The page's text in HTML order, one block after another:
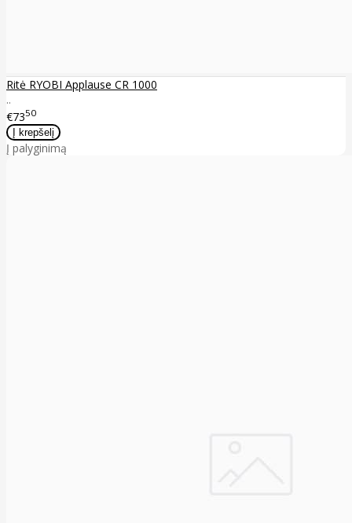
Ritė RYOBI Applause CR 1000
..
€7350
Į palyginimą